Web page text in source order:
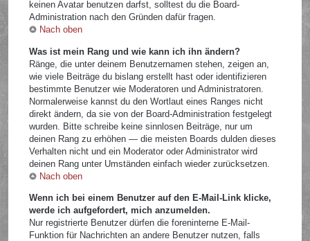
keinen Avatar benutzen darfst, solltest du die Board-
Administration nach den Gründen dafür fragen.
Nach oben
Was ist mein Rang und wie kann ich ihn ändern?
Ränge, die unter deinem Benutzernamen stehen, zeigen an,
wie viele Beiträge du bislang erstellt hast oder identifizieren
bestimmte Benutzer wie Moderatoren und Administratoren.
Normalerweise kannst du den Wortlaut eines Ranges nicht
direkt ändern, da sie von der Board-Administration festgelegt
wurden. Bitte schreibe keine sinnlosen Beiträge, nur um
deinen Rang zu erhöhen — die meisten Boards dulden dieses
Verhalten nicht und ein Moderator oder Administrator wird
deinen Rang unter Umständen einfach wieder zurücksetzen.
Nach oben
Wenn ich bei einem Benutzer auf den E-Mail-Link klicke,
werde ich aufgefordert, mich anzumelden.
Nur registrierte Benutzer dürfen die foreninterne E-Mail-
Funktion für Nachrichten an andere Benutzer nutzen, falls